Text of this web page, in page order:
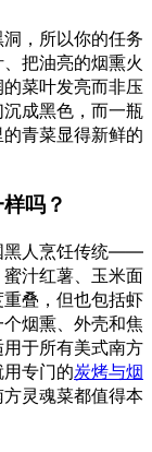
，所以你的任务
把油亮的烟熏火
菜叶发亮而非压
成黑色，而一瓶
青菜显得新鲜的
吗？
黑人烹饪传统——
汁红薯、玉米面
叠，但也包括虾
烟熏、外壳和焦
于所有美式南方
专门的炭烤与烟
灵魂菜都值得本